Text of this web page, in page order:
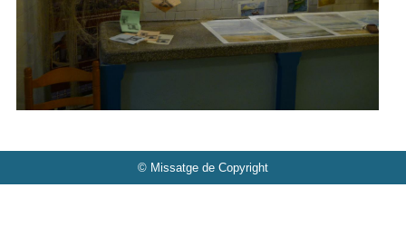
© Missatge de Copyright